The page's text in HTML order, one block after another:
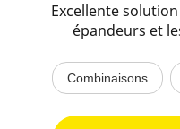
Excellente
épandeurs et
Combinaisons